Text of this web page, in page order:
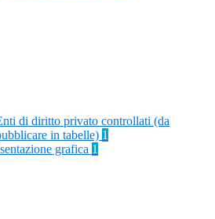
di diritto privato controllati (da
in tabelle) 1
grafica 1